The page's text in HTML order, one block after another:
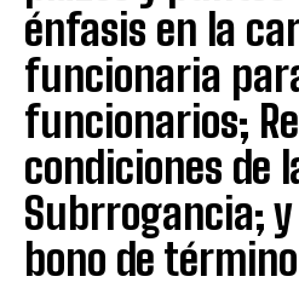
énfasis en la
funcionaria
funcionarios;
condiciones de
Subrrogancia; y
bono de